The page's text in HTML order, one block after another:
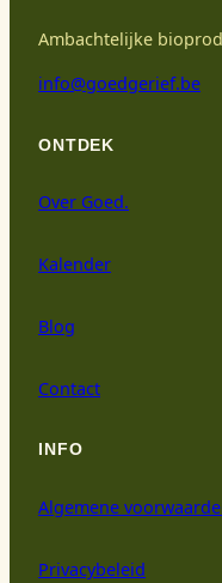
Ambachtelijke
info@goedgerief.be
ONTDEK
Over Goed.
Kalender
Blog
Contact
INFO
Algemene
Privacybeleid